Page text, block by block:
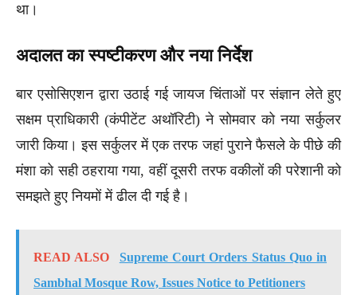
था।
अदालत का स्पष्टीकरण और नया निर्देश
बार एसोसिएशन द्वारा उठाई गई जायज चिंताओं पर संज्ञान लेते हुए
सक्षम प्राधिकारी (कंपीटेंट अथॉरिटी) ने सोमवार को नया सर्कुलर
जारी किया। इस सर्कुलर में एक तरफ जहां पुराने फैसले के पीछे की
मंशा को सही ठहराया गया, वहीं दूसरी तरफ वकीलों की परेशानी को
समझते हुए नियमों में ढील दी गई है।
READ ALSO
Supreme Court Orders Status Quo in
Sambhal Mosque Row, Issues Notice to Petitioners